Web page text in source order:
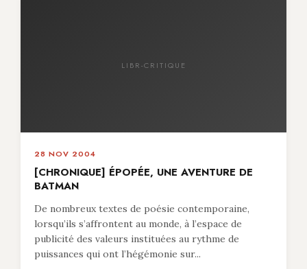
LIBR-CRITIQUE
28 NOV 2004
[CHRONIQUE] ÉPOPÉE, UNE AVENTURE DE
BATMAN
De nombreux textes de poésie contemporaine,
lorsqu’ils s’affrontent au monde, à l’espace de
publicité des valeurs instituées au rythme de
puissances qui ont l’hégémonie sur...